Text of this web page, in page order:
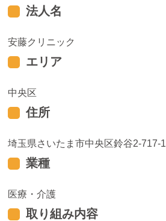
法人名
安藤クリニック
エリア
中央区
住所
埼玉県さいたま市中央区鈴谷2-717-1
業種
医療・介護
取り組み内容